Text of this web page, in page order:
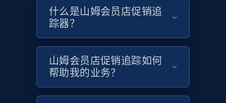
Etsy - Collects data from shop's URL
URL, Product id, Listing inventory id, Title, Rating,
Reviews count shop, Reviews count item, Initial
price, and more.
1.9K+ 323+ 立即开始
什么是山姆会员店促销追
踪器？
山姆会员店促销追踪如何
帮助我的业务？